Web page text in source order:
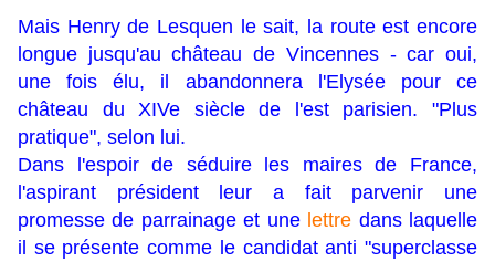
Mais Henry de Lesquen le sait, la route est encore
longue jusqu'au château de Vincennes - car oui,
une fois élu, il abandonnera l'Elysée pour ce
château du XIVe siècle de l'est parisien. "Plus
pratique", selon lui.
Dans l'espoir de séduire les maires de France,
l'aspirant président leur a fait parvenir une
promesse de parrainage et une lettre dans laquelle
il se présente comme le candidat anti "superclasse